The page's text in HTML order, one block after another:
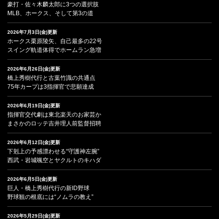
豪打・佐々木麟太郎に3つの選択肢
MLB、ホークス、そして第3の道
2026年7月3日(金)更新
ホークス栗原陵矢、自己最多の22号
スイング軌道体得でホームラン急増
2026年6月26日(金)更新
橋上秀樹代行と古葉竹識の共通点
75年カープは3指揮官で悲願達成
2026年6月19日(金)更新
指揮官交代劇は東北楽天のお家芸か
まさかのロッテ吉井理人前監督招聘
2026年6月12日(金)更新
下剋上の予感漂わせる“守護神左腕”
西武・岩城颯空とヤクルトのキハダ
2026年6月5日(金)更新
巨人・橋上秀樹代行の新ID野球
野球観の根底には“ノムラの教え”
2026年5月29日(金)更新